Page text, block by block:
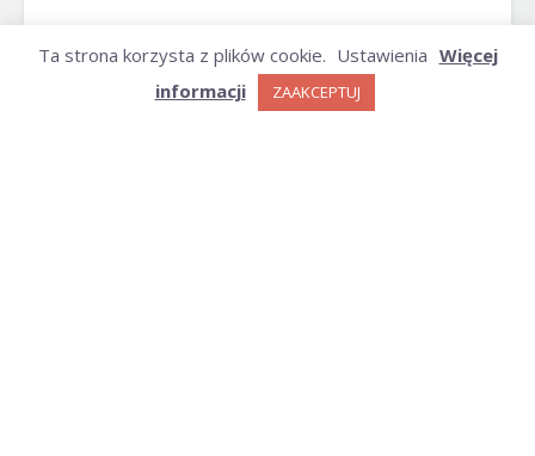
Ta strona korzysta z plików cookie. Ustawienia Więcej
informacji
ZAAKCEPTUJ